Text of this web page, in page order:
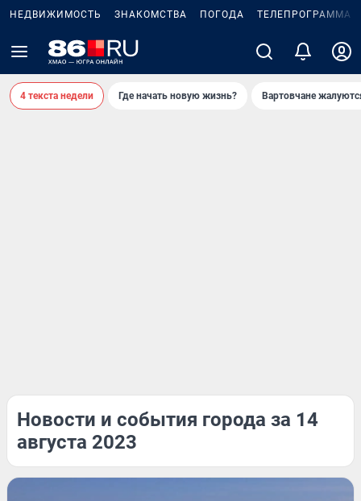
НЕДВИЖИМОСТЬ ЗНАКОМСТВА ПОГОДА ТЕЛЕПРОГРАММА
4 текста недели Где начать новую жизнь? Вартовчане
Новости и события города за 14
августа 2023